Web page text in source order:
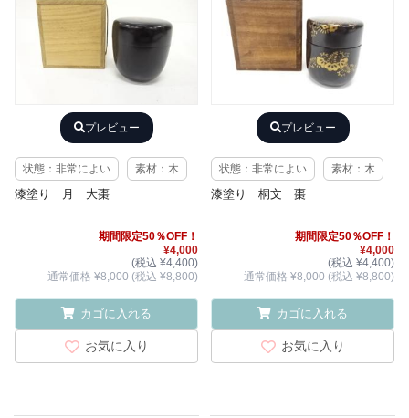
プレビュー
状態：非常によい 素材：木
漆塗り 月 大棗
期間限定50％OFF！
¥4,000
(税込 ¥4,400)
通常価格 ¥8,000 (税込 ¥8,800)
カゴに入れる
お気に入り
プレビュー
状態：非常によい 素材：木
漆塗り 桐文 棗
期間限定50％OFF！
¥4,000
(税込 ¥4,400)
通常価格 ¥8,000 (税込 ¥8,800)
カゴに入れる
お気に入り